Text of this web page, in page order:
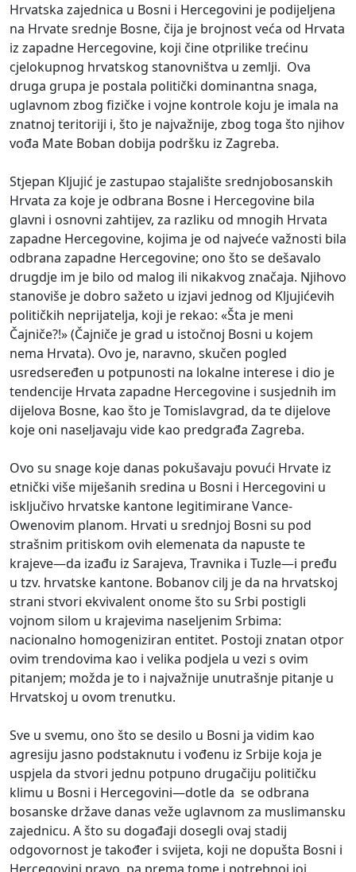
Hrvatska zajednica u Bosni i Hercegovini je podijeljena
na Hrvate srednje Bosne, čija je brojnost veća od Hrvata
iz zapadne Hercegovine, koji čine otprilike trećinu
cjelokupnog hrvatskog stanovništva u zemlji. Ova
druga grupa je postala politički dominantna snaga,
uglavnom zbog fizičke i vojne kontrole koju je imala na
znatnoj teritoriji i, što je najvažnije, zbog toga što njihov
vođa Mate Boban dobija podršku iz Zagreba.
Stjepan Kljujić je zastupao stajalište srednjobosanskih
Hrvata za koje je odbrana Bosne i Hercegovine bila
glavni i osnovni zahtijev, za razliku od mnogih Hrvata
zapadne Hercegovine, kojima je od najveće važnosti bila
odbrana zapadne Hercegovine; ono što se dešavalo
drugdje im je bilo od malog ili nikakvog značaja. Njihovo
stanoviše je dobro sažeto u izjavi jednog od Kljujićevih
političkih neprijatelja, koji je rekao: «Šta je meni
Čajniče?!» (Čajniče je grad u istočnoj Bosni u kojem
nema Hrvata). Ovo je, naravno, skučen pogled
usredseređen u potpunosti na lokalne interese i dio je
tendencije Hrvata zapadne Hercegovine i susjednih im
dijelova Bosne, kao što je Tomislavgrad, da te dijelove
koje oni naseljavaju vide kao predgrađa Zagreba.
Ovo su snage koje danas pokušavaju povući Hrvate iz
etnički više miješanih sredina u Bosni i Hercegovini u
isključivo hrvatske kantone legitimirane Vance-
Owenovim planom. Hrvati u srednjoj Bosni su pod
strašnim pritiskom ovih elemenata da napuste te
krajeve—da izađu iz Sarajeva, Travnika i Tuzle—i pređu
u tzv. hrvatske kantone. Bobanov cilj je da na hrvatskoj
strani stvori ekvivalent onome što su Srbi postigli
vojnom silom u krajevima naseljenim Srbima:
nacionalno homogeniziran entitet. Postoji znatan otpor
ovim trendovima kao i velika podjela u vezi s ovim
pitanjem; možda je to i najvažnije unutrašnje pitanje u
Hrvatskoj u ovom trenutku.
Sve u svemu, ono što se desilo u Bosni ja vidim kao
agresiju jasno podstaknutu i vođenu iz Srbije koja je
uspjela da stvori jednu potpuno drugačiju političku
klimu u Bosni i Hercegovini—dotle da se odbrana
bosanske države danas veže uglavnom za muslimansku
zajednicu. A što su događaji dosegli ovaj stadij
odgovornost je također i svijeta, koji ne dopušta Bosni i